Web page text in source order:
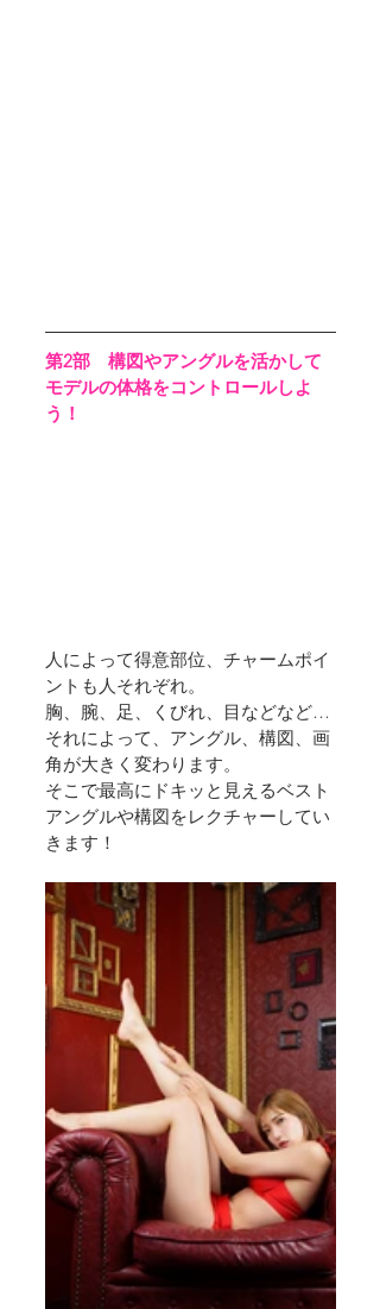
第2部　構図やアングルを活かして
モデルの体格をコントロールしよ
う！
人によって得意部位、チャームポイ
ントも人それぞれ。
胸、腕、足、くびれ、目などなど…
それによって、アングル、構図、画
角が大きく変わります。
そこで最高にドキッと見えるベスト
アングルや構図をレクチャーしてい
きます！